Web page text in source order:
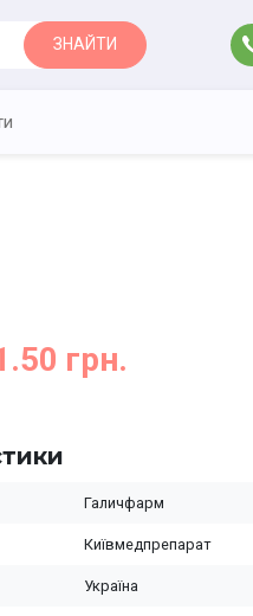
ЗНАЙТИ
грн.
Галичфарм
Київмедпрепарат
Україна